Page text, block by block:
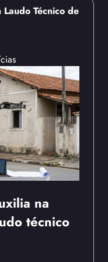
Laudo Técnico de
na
técnico